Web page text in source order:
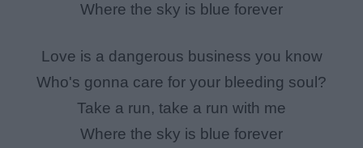
Where the sky is blue forever
Love is a dangerous business you know
Who's gonna care for your bleeding soul?
Take a run, take a run with me
Where the sky is blue forever